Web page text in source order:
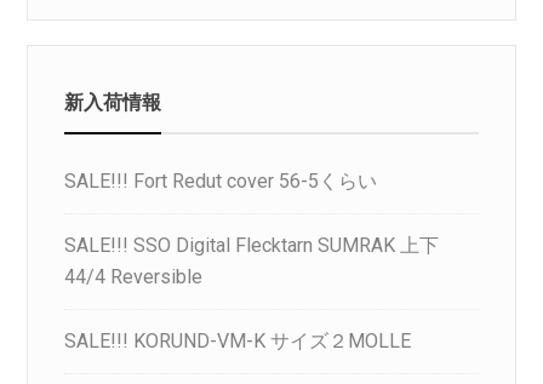
新入荷情報
SALE!!! Fort Redut cover 56-5くらい
SALE!!! SSO Digital Flecktarn SUMRAK 上下
44/4 Reversible
SALE!!! KORUND-VM-K サイズ２MOLLE